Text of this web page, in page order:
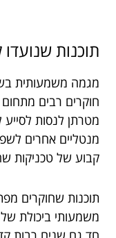
תוכנות
מגמה משמעותית
חוקרים רבים
מטרתן לנסות לסייע
מנטליים אחרים
קבוע של טכניקות
תוכנות שחוקרים
משמעותי ביכולת